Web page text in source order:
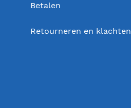
Betalen
Retourneren en klachten